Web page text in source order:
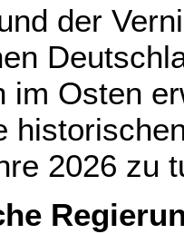
der
im Osten
2026 zu